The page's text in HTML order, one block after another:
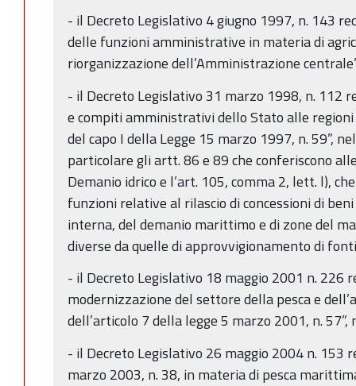
- il Decreto Legislativo 4 giugno 1997, n. 143
delle funzioni amministrative in materia di
riorganizzazione dell’Amministrazione
- il Decreto Legislativo 31 marzo 1998, n. 112
e compiti amministrativi dello Stato alle
del capo I della Legge 15 marzo 1997, n. 59”,
particolare gli artt. 86 e 89 che conferiscono
Demanio idrico e l’art. 105, comma 2, lett. l),
funzioni relative al rilascio di concessioni di
interna, del demanio marittimo e di zone del
diverse da quelle di approvvigionamento di
- il Decreto Legislativo 18 maggio 2001 n. 226
modernizzazione del settore della pesca e
dell’articolo 7 della legge 5 marzo 2001, n.
- il Decreto Legislativo 26 maggio 2004 n. 153
marzo 2003, n. 38, in materia di pesca